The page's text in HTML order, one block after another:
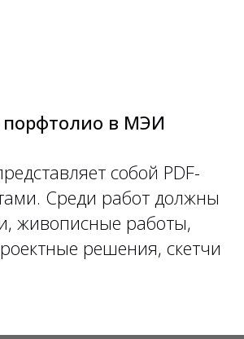
порфтолио в МЭИ
собой PDF-
Среди работ должны
живописные работы,
решения, скетчи